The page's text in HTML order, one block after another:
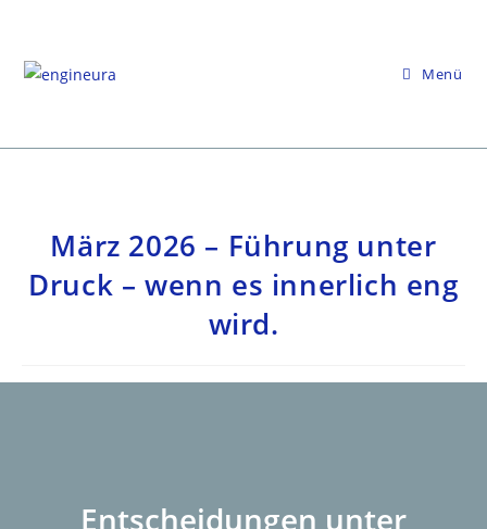
springen
Menü
März 2026 – Führung unter
Druck – wenn es innerlich eng
wird.
Entscheidungen unter